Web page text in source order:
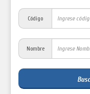
Código
Nombre